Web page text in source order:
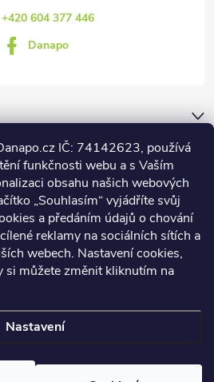
IČ: 74142623, používá
funkčnosti webu a s Vaším
obsahu našich webových
„Souhlasím“ vyjádříte svůj
a předáním údajů o chování
reklamy na sociálních sítích a
webech. Nastavení cookies,
si můžete změnit kliknutím na
Nastavení
+420 604 377 446
Danapo
nastavení cookies